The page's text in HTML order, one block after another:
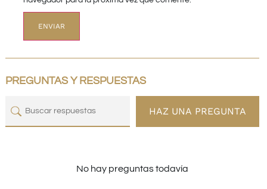
PREGUNTAS Y RESPUESTAS
HAZ UNA PREGUNTA
No hay preguntas todavía